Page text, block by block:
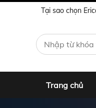
Tại sao chọn
Trang chủ